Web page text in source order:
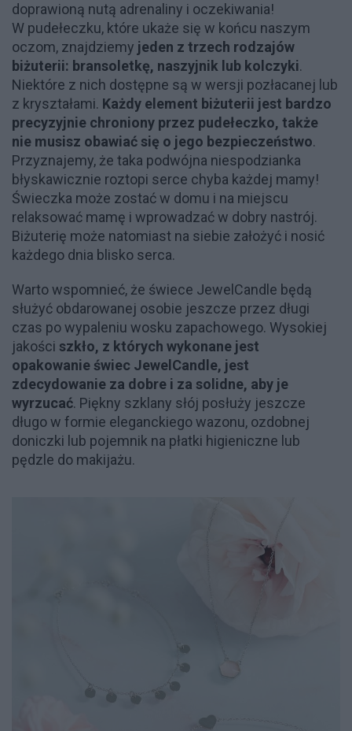
doprawioną nutą adrenaliny i oczekiwania!
W pudełeczku, które ukaże się w końcu naszym
oczom, znajdziemy jeden z trzech rodzajów
biżuterii: bransoletkę, naszyjnik lub kolczyki.
Niektóre z nich dostępne są w wersji pozłacanej lub
z kryształami. Każdy element biżuterii jest bardzo
precyzyjnie chroniony przez pudełeczko, także
nie musisz obawiać się o jego bezpieczeństwo.
Przyznajemy, że taka podwójna niespodzianka
błyskawicznie roztopi serce chyba każdej mamy!
Świeczka może zostać w domu i na miejscu
relaksować mamę i wprowadzać w dobry nastrój.
Biżuterię może natomiast na siebie założyć i nosić
każdego dnia blisko serca.
Warto wspomnieć, że świece JewelCandle będą
służyć obdarowanej osobie jeszcze przez długi
czas po wypaleniu wosku zapachowego. Wysokiej
jakości szkło, z których wykonane jest
opakowanie świec JewelCandle, jest
zdecydowanie za dobre i za solidne, aby je
wyrzucać. Piękny szklany słój posłuży jeszcze
długo w formie eleganckiego wazonu, ozdobnej
doniczki lub pojemnik na płatki higieniczne lub
pędzle do makijażu.